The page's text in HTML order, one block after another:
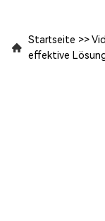
Startseite >>
effektive